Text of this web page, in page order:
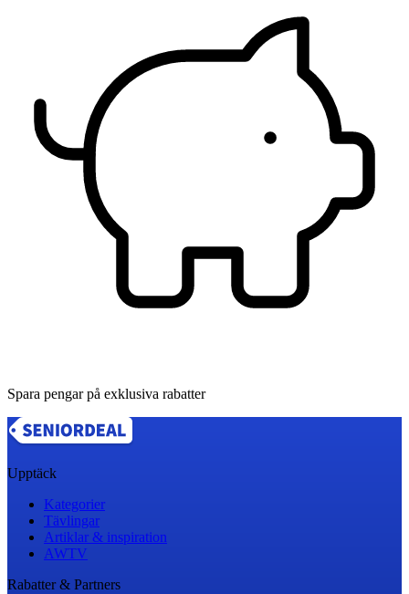
Spara pengar på exklusiva rabatter
Upptäck
Kategorier
Tävlingar
Artiklar & inspiration
AWTV
Rabatter & Partners